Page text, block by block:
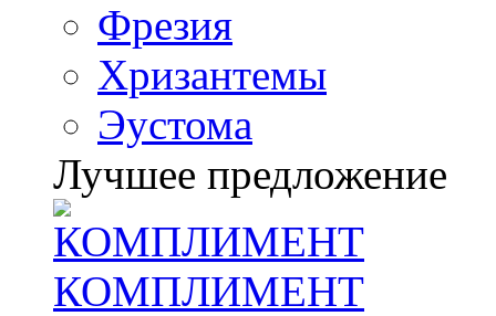
Фрезия
Хризантемы
Эустома
Лучшее предложение
КОМПЛИМЕНТ